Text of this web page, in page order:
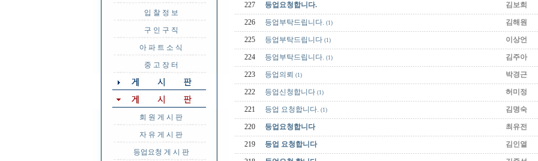
입 찰 정 보
구 인 구 직
아 파 트 소 식
중 고 장 터
회 원 게 시 판
자 유 게 시 판
등업요청 게 시 판
227 등업요청합니다. 김보희
226 등업부탁드립니다. (1) 김해원
225 등업부탁드립니다 (1) 이상언
224 등업부탁드립니다. (1) 김주아
223 등업의뢰 (1) 박경근
222 등업신청합니다 (1) 허미정
221 등업 요청합니다. (1) 김명숙
220 등업요청합니다 최유전
219 등업 요청합니다 김인열